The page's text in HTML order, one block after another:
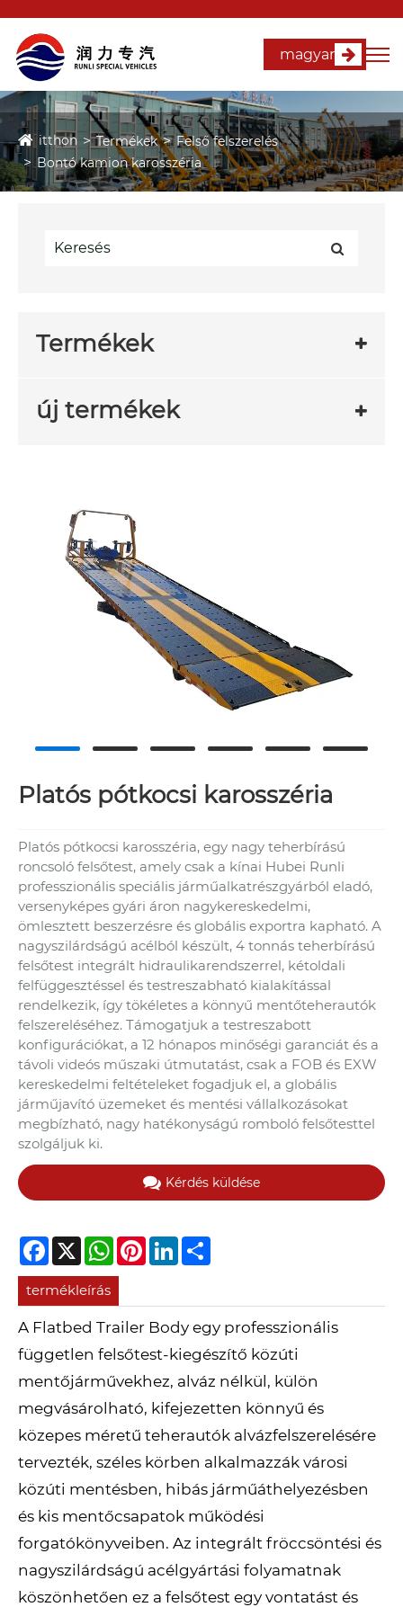
magyar
itthon Termékek
Felső felszerelés
Bontó kamion karosszéria
Termékek
új termékek
Platós pótkocsi karosszéria
Platós pótkocsi karosszéria, egy nagy teherbírású
roncsoló felsőtest, amely csak a kínai Hubei Runli
professzionális speciális járműalkatrészgyárból eladó,
versenyképes gyári áron nagykereskedelmi,
ömlesztett beszerzésre és globális exportra kapható. A
nagyszilárdságú acélból készült, 4 tonnás teherbírású
felsőtest integrált hidraulikarendszerrel, kétoldali
felfüggesztéssel és testreszabható kialakítással
rendelkezik, így tökéletes a könnyű mentőteherautók
felszereléséhez. Támogatjuk a testreszabott
konfigurációkat, a 12 hónapos minőségi garanciát és a
távoli videós műszaki útmutatást, csak a FOB és EXW
kereskedelmi feltételeket fogadjuk el, a globális
járműjavító üzemeket és mentési vállalkozásokat
megbízható, nagy hatékonyságú romboló felsőtesttel
szolgáljuk ki.
Kérdés küldése
Facebook
X WhatsApp
PinterestLinkedIn
termékleírás
A Flatbed Trailer Body egy professzionális
független felsőtest-kiegészítő közúti
mentőjárművekhez, alváz nélkül, külön
megvásárolható, kifejezetten könnyű és
közepes méretű teherautók alvázfelszerelésére
tervezték, széles körben alkalmazzák városi
közúti mentésben, hibás járműáthelyezésben
és kis mentőcsapatok működési
forgatókönyveiben. Az integrált fröccsöntési és
nagyszilárdságú acélgyártási folyamatnak
köszönhetően ez a felsőtest egy vontatást és